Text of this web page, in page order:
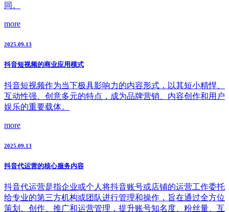
同。
more
2025.09.13
抖音短视频的商业应用模式
抖音短视频作为当下极具影响力的内容形式，以其短小精悍、
互动性强、创意多元的特点，成为品牌营销、内容创作和用户
娱乐的重要载体。
more
2025.09.13
抖音代运营的核心服务内容
抖音代运营是指企业或个人将抖音账号或店铺的运营工作委托
给专业的第三方机构或团队进行管理和操作，旨在通过全方位
策划、创作、推广和运营管理，提升账号知名度、粉丝量、互